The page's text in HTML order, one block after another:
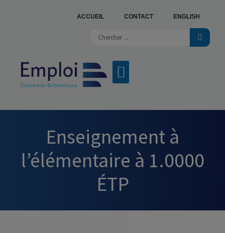
ACCUEIL CONTACT ENGLISH
Enseignement à
l’élémentaire à 1.0000
ÉTP